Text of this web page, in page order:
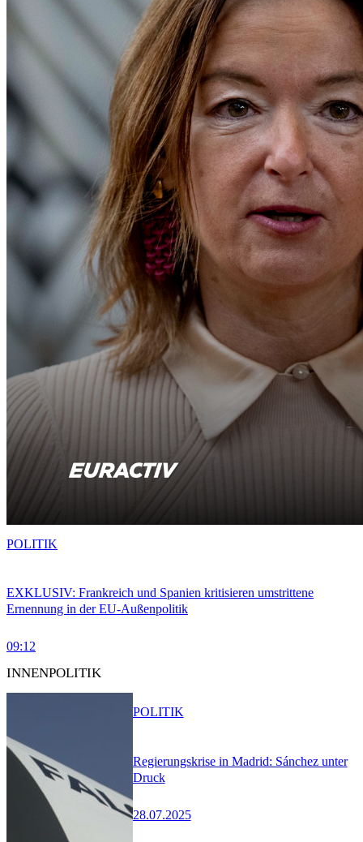
EXKLUSIV: Frankreich und Spanien kritisieren umstrittene
Ernennung in der EU-Außenpolitik
09:12
POLITIK
INNENPOLITIK
Regierungskrise in Madrid: Sánchez unter
Druck
28.07.2025
POLITIK